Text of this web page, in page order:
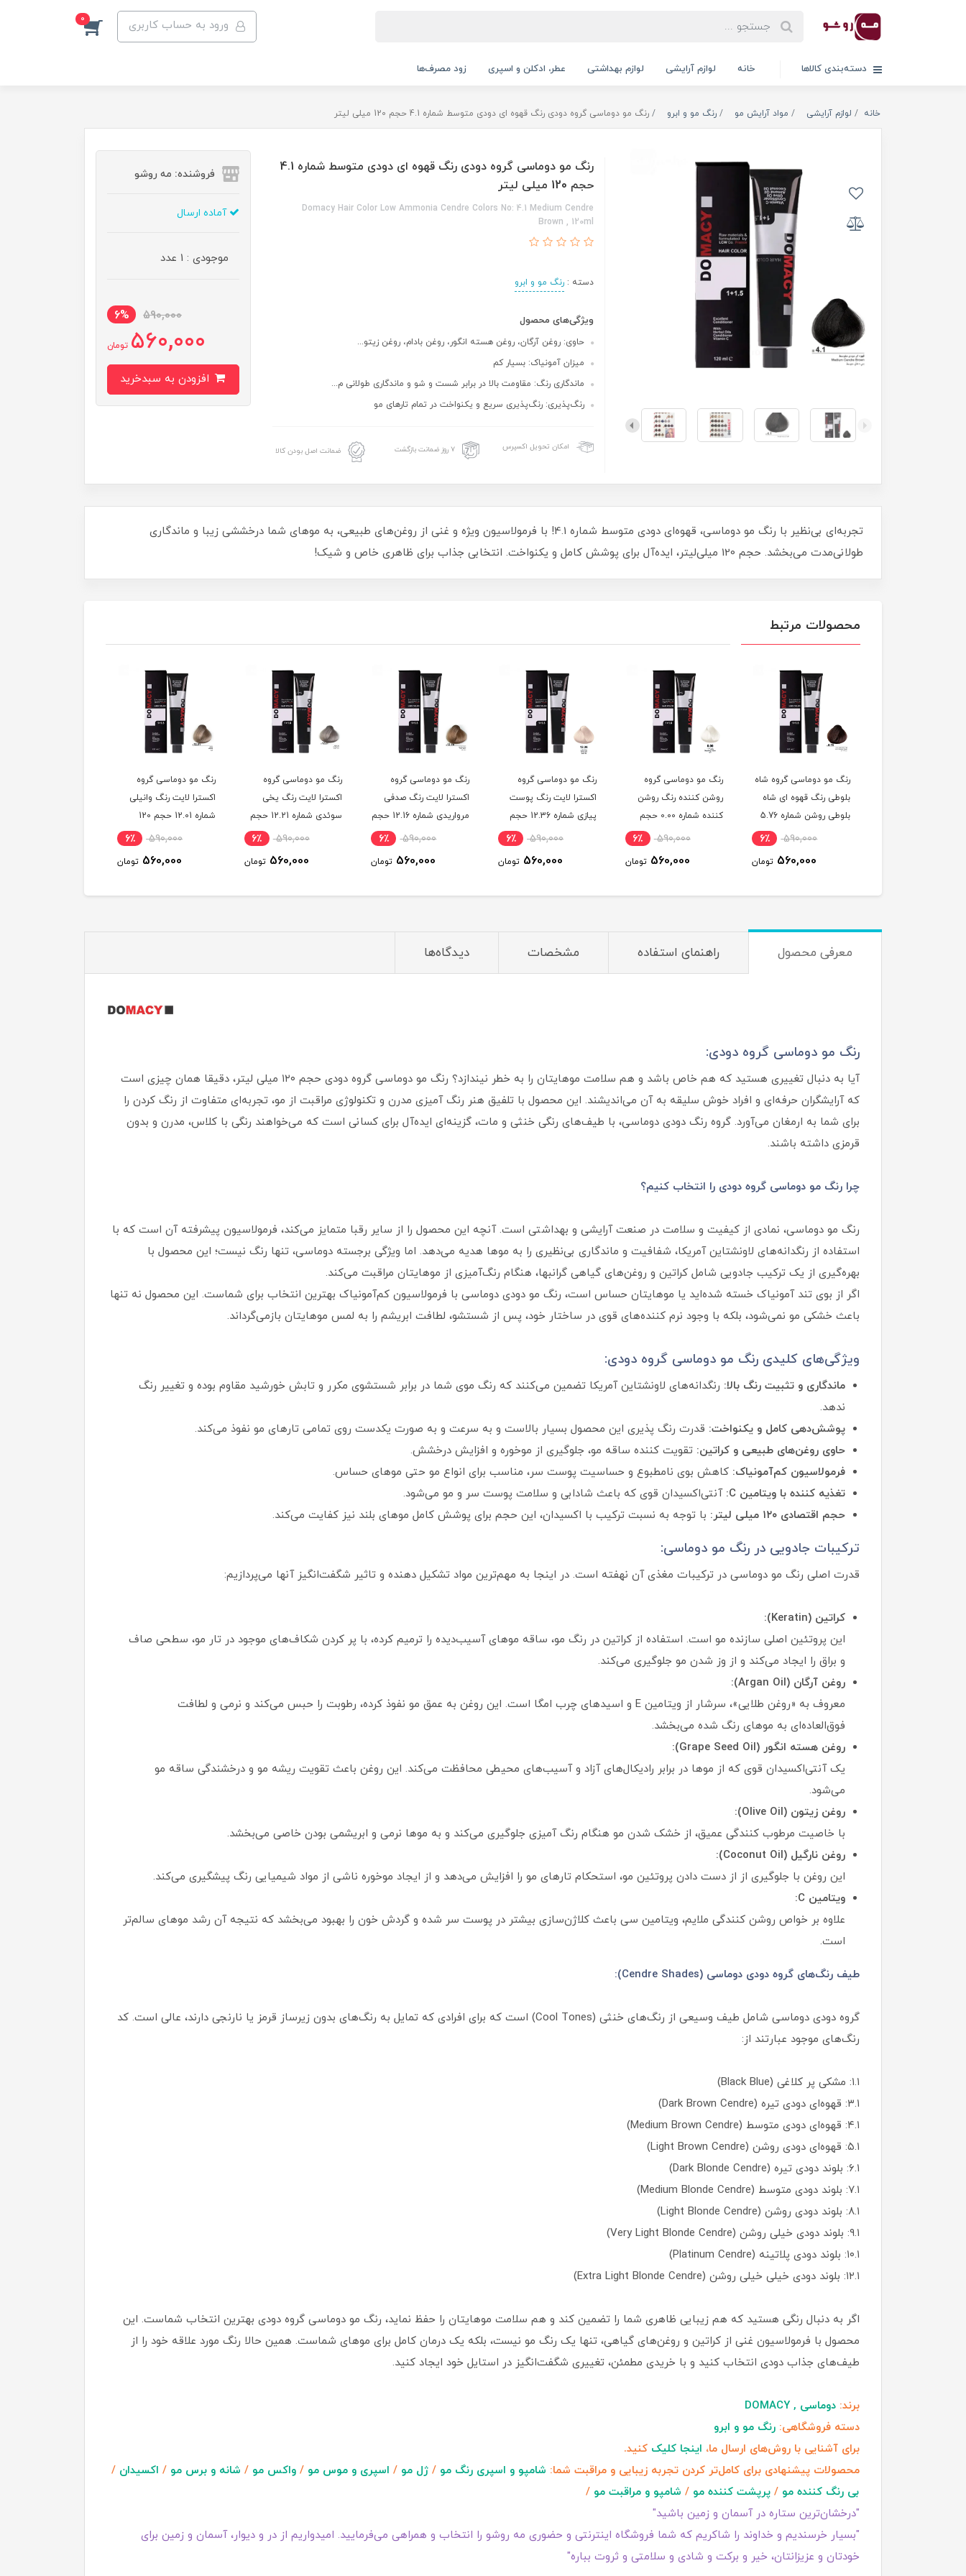
ورود به حساب کاربری 0
دسته‌بندی کالاها خانه لوازم آرایشی لوازم بهداشتی عطر، ادکلن و اسپری زود مصرف‌ها
خانه لوازم آرایشی مواد آرایش مو رنگ مو و ابرو رنگ مو دوماسی گروه دودی رنگ قهوه ای دودی متوسط شماره 4.1 حجم 120 میلی لیتر
رنگ مو دوماسی گروه دودی رنگ قهوه ای دودی متوسط شماره 4.1
حجم 120 میلی لیتر
Domacy Hair Color Low Ammonia Cendre Colors No: 4.1 Medium Cendre
Brown , 120ml
دسته :رنگ مو و ابرو
ویژگی‌های محصول
حاوی: روغن آرگان، روغن هسته انگور، روغن بادام، روغن زیتو...
میزان آمونیاک: بسیار کم
ماندگاری رنگ: مقاومت بالا در برابر شست و شو و ماندگاری طولانی‌ م...
رنگ‌پذیری: رنگ‌پذیری سریع و یکنواخت در تمام تارهای مو
امکان تحویل اکسپرس ۷ روز ضمانت بازگشت ضمانت اصل بودن کالا
فروشنده: مه رو‌شو
آماده ارسال
موجودی : 1 عدد
590,000
6%
560,000 تومان
تجربه‌ای بی‌نظیر با رنگ مو دوماسی، قهوه‌ای دودی متوسط شماره 4.1! با فرمولاسیون ویژه و غنی از روغن‌های طبیعی، به موهای شما درخششی زیبا و ماندگاری
طولانی‌مدت می‌بخشد. حجم 120 میلی‌لیتر، ایده‌آل برای پوشش کامل و یکنواخت. انتخابی جذاب برای ظاهری خاص و شیک!
محصولات مرتبط
رنگ مو دوماسی گروه شاه
بلوطی رنگ قهوه ای شاه
بلوطی روشن شماره 5.76
590,000 6٪
560,000 تومان
رنگ مو دوماسی گروه
روشن کننده رنگ روشن
کننده شماره 0.00 حجم
590,000 6٪
560,000 تومان
رنگ مو دوماسی گروه
اکسترا لایت رنگ پوست
پیازی شماره 12.36 حجم
590,000 6٪
560,000 تومان
رنگ مو دوماسی گروه
اکسترا لایت رنگ صدفی
مرواریدی شماره 12.16 حجم
590,000 6٪
560,000 تومان
رنگ مو دوماسی گروه
اکسترا لایت رنگ یخی
سوئدی شماره 12.21 حجم
590,000 6٪
560,000 تومان
رنگ مو دوماسی گروه
اکسترا لایت رنگ وانیلی
شماره 12.01 حجم 120
590,000 6٪
560,000 تومان
معرفی محصول راهنمای استفاده مشخصات دیدگاه‌ها
رنگ مو دوماسی گروه دودی:
آیا به دنبال تغییری هستید که هم خاص باشد و هم سلامت موهایتان را به خطر نیندازد؟ رنگ مو دوماسی گروه دودی حجم ۱۲۰ میلی لیتر، دقیقا همان چیزی است
که آرایشگران حرفه‌ای و افراد خوش سلیقه به آن می‌اندیشند. این محصول با تلفیق هنر رنگ آمیزی مدرن و تکنولوژی مراقبت از مو، تجربه‌ای متفاوت از رنگ کردن را
برای شما به ارمغان می‌آورد. گروه رنگ دودی دوماسی، با طیف‌های رنگی خنثی و مات، گزینه‌ای ایده‌آل برای کسانی است که می‌خواهند رنگی با کلاس، مدرن و بدون
قرمزی داشته باشند.
چرا رنگ مو دوماسی گروه دودی را انتخاب کنیم؟
رنگ مو دوماسی، نمادی از کیفیت و سلامت در صنعت آرایشی و بهداشتی است. آنچه این محصول را از سایر رقبا متمایز می‌کند، فرمولاسیون پیشرفته آن است که با
استفاده از رنگدانه‌های لاونشتاین آمریکا، شفافیت و ماندگاری بی‌نظیری را به موها هدیه می‌دهد. اما ویژگی برجسته دوماسی، تنها رنگ نیست؛ این محصول با
بهره‌گیری از یک ترکیب جادویی شامل کراتین و روغن‌های گیاهی گرانبها، هنگام رنگ‌آمیزی از موهایتان مراقبت می‌کند.
اگر از بوی تند آمونیاک خسته شده‌اید یا موهایتان حساس است، رنگ مو دودی دوماسی با فرمولاسیون کم‌آمونیاک بهترین انتخاب برای شماست. این محصول نه تنها
باعث خشکی مو نمی‌شود، بلکه با وجود نرم کننده‌های قوی در ساختار خود، پس از شستشو، لطافت ابریشم را به لمس موهایتان بازمی‌گرداند.
ویژگی‌های کلیدی رنگ مو دوماسی گروه دودی:
ماندگاری و تثبیت رنگ بالا: رنگدانه‌های لاونشتاین آمریکا تضمین می‌کنند که رنگ موی شما در برابر شستشوی مکرر و تابش خورشید مقاوم بوده و تغییر رنگ
ندهد.
پوشش‌دهی کامل و یکنواخت: قدرت رنگ پذیری این محصول بسیار بالاست و به سرعت و به صورت یکدست روی تمامی تارهای مو نفوذ می‌کند.
حاوی روغن‌های طبیعی و کراتین: تقویت کننده ساقه مو، جلوگیری از موخوره و افزایش درخشش.
فرمولاسیون کم‌آمونیاک: کاهش بوی نامطبوع و حساسیت پوست سر، مناسب برای انواع مو حتی موهای حساس.
تغذیه کننده با ویتامین C:
آنتی‌اکسیدان قوی که باعث شادابی و سلامت پوست سر و مو می‌شود.
حجم اقتصادی ۱۲۰ میلی لیتر:
با توجه به نسبت ترکیب با اکسیدان، این حجم برای پوشش کامل موهای بلند نیز کفایت می‌کند.
ترکیبات جادویی در رنگ مو دوماسی:
قدرت اصلی رنگ مو دوماسی در ترکیبات مغذی آن نهفته است. در اینجا به مهم‌ترین مواد تشکیل دهنده و تاثیر شگفت‌انگیز آنها می‌پردازیم:
کراتین (Keratin):
این پروتئین اصلی سازنده مو است. استفاده از کراتین در رنگ مو، ساقه موهای آسیب‌دیده را ترمیم کرده، با پر کردن شکاف‌های موجود در تار مو، سطحی صاف
و براق را ایجاد می‌کند و از وز شدن مو جلوگیری می‌کند.
روغن آرگان (Argan Oil):
معروف به «روغن طلایی»، سرشار از ویتامین E و اسیدهای چرب امگا است. این روغن به عمق مو نفوذ کرده، رطوبت را حبس می‌کند و نرمی و لطافت
فوق‌العاده‌ای به موهای رنگ شده می‌بخشد.
روغن هسته انگور (Grape Seed Oil):
یک آنتی‌اکسیدان قوی که از موها در برابر رادیکال‌های آزاد و آسیب‌های محیطی محافظت می‌کند. این روغن باعث تقویت ریشه مو و درخشندگی ساقه مو
می‌شود.
روغن زیتون (Olive Oil):
با خاصیت مرطوب کنندگی عمیق، از خشک شدن مو هنگام رنگ آمیزی جلوگیری می‌کند و به موها نرمی و ابریشمی بودن خاصی می‌بخشد.
روغن نارگیل (Coconut Oil):
این روغن با جلوگیری از از دست دادن پروتئین مو، استحکام تارهای مو را افزایش می‌دهد و از ایجاد موخوره ناشی از مواد شیمیایی رنگ پیشگیری می‌کند.
ویتامین C:
علاوه بر خواص روشن کنندگی ملایم، ویتامین سی باعث کلاژن‌سازی بیشتر در پوست سر شده و گردش خون را بهبود می‌بخشد که نتیجه آن رشد موهای سالم‌تر
است.
طیف رنگ‌های گروه دودی دوماسی (Cendre Shades):
گروه دودی دوماسی شامل طیف وسیعی از رنگ‌های خنثی (Cool Tones) است که برای افرادی که تمایل به رنگ‌های بدون زیرساز قرمز یا نارنجی دارند، عالی است. کد
رنگ‌های موجود عبارتند از:
۱.۱: مشکی پر کلاغی (Black Blue)
۳.۱: قهوه‌ای دودی تیره (Dark Brown Cendre)
۴.۱: قهوه‌ای دودی متوسط (Medium Brown Cendre)
۵.۱: قهوه‌ای دودی روشن (Light Brown Cendre)
۶.۱: بلوند دودی تیره (Dark Blonde Cendre)
۷.۱: بلوند دودی متوسط (Medium Blonde Cendre)
۸.۱: بلوند دودی روشن (Light Blonde Cendre)
۹.۱: بلوند دودی خیلی روشن (Very Light Blonde Cendre)
۱۰.۱: بلوند دودی پلاتینه (Platinum Cendre)
۱۲.۱: بلوند دودی خیلی خیلی روشن (Extra Light Blonde Cendre)
اگر به دنبال رنگی هستید که هم زیبایی ظاهری شما را تضمین کند و هم سلامت موهایتان را حفظ نماید، رنگ مو دوماسی گروه دودی بهترین انتخاب شماست. این
محصول با فرمولاسیون غنی از کراتین و روغن‌های گیاهی، تنها یک رنگ مو نیست، بلکه یک درمان کامل برای موهای شماست. همین حالا رنگ مورد علاقه خود را از
طیف‌های جذاب دودی انتخاب کنید و با خریدی مطمئن، تغییری شگفت‌انگیز در استایل خود ایجاد کنید.
برند: دوماسی , DOMACY
دسته فروشگاهی: رنگ مو و ابرو
برای آشنایی با روش‌های ارسال ما، اینجا کلیک کنید.
محصولات پیشنهادی برای کامل‌تر کردن تجربه زیبایی و مراقبت شما: شامپو و اسپری رنگ مو / ژل مو / اسپری و موس مو / واکس مو / شانه و برس مو / اکسیدان /
بی رنگ کننده مو / پرپشت کننده مو / شامپو و مراقبت مو /
"درخشان‌ترین ستاره در آسمان و زمین باشید"
"بسیار خرسندیم و خداوند را شاکریم که شما فروشگاه اینترنتی و حضوری مه روشو را انتخاب و همراهی می‌فرمایید. امیدواریم از در و دیوار، آسمان و زمین برای
خودتان و عزیزانتان، خیر و برکت و شادی و سلامتی و ثروت بباره"